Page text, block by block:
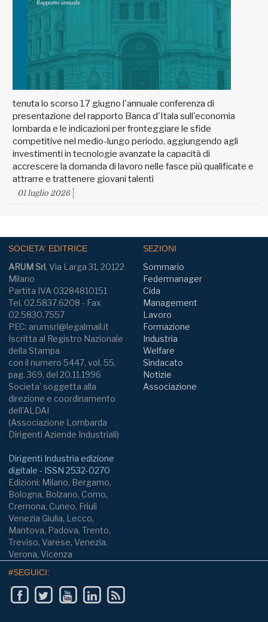
tenuta lo scorso 17 giugno l'annuale conferenza di
presentazione del rapporto Banca d'Itala sull'economia
lombarda e le indicazioni per fronteggiare le sfide
competitive nel medio-lungo periodo, aggiungendo agli
investimenti in tecnologie avanzate la capacità di
accrescere la domanda di lavoro nelle fasce più qualificate e
attrarre e trattenere giovani talenti
01 luglio 2026
SOCIETA' EDITRICE
ARUM Srl, Via Larga 31, 20122
Milano
Partita IVA 03284810151
Tel. 02.5837.6208 - Fax
02.5830.7557
PEC: arumsrl@legalmail.it
Iscritta al Registro Nazionale
della Stampa
con il numero 5447, vol. 55,
pag. 369, del 20.11.1996
Societa' soggetta alla
direzione e coordinamento
dell'ALDAI
(Associazione Lombarda
Dirigenti Aziende Industriali)
Dirigenti Industria edizione
digitale - ISSN 2532-0270
Edizioni: Milano, Bergamo,
Bologna, Bolzano, Como,
Cremona, Cuneo, Friuli
Venezia Giulia, Lecco,
Mantova, Padova, Trento,
Treviso, Varese, Venezia,
Verona, Vicenza
SEZIONI
Sommario
Federmanager
Cida
Management
Lavoro
Formazione
Industria
Welfare
Sindacato
Notizie
Associazione
#SEGUICI: